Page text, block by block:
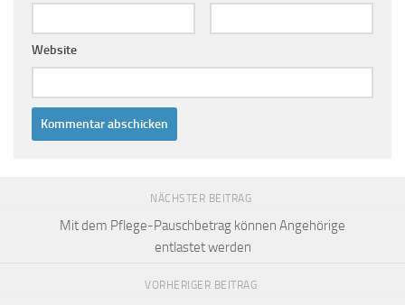
Website
NÄCHSTER BEITRAG
Mit dem Pflege-Pauschbetrag können Angehörige
entlastet werden
VORHERIGER BEITRAG